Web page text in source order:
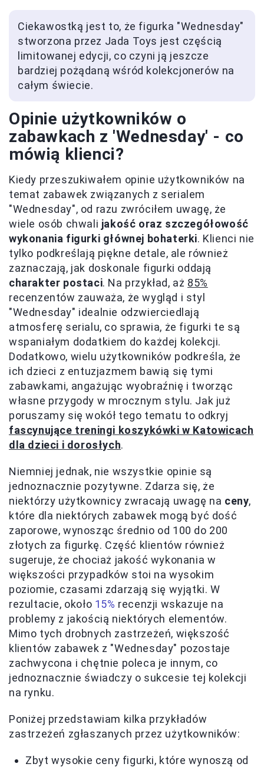
Ciekawostką jest to, że figurka "Wednesday"
stworzona przez Jada Toys jest częścią
limitowanej edycji, co czyni ją jeszcze
bardziej pożądaną wśród kolekcjonerów na
całym świecie.
Opinie użytkowników o
zabawkach z 'Wednesday' - co
mówią klienci?
Kiedy przeszukiwałem opinie użytkowników na
temat zabawek związanych z serialem
"Wednesday", od razu zwróciłem uwagę, że
wiele osób chwali jakość oraz szczegółowość
wykonania figurki głównej bohaterki. Klienci nie
tylko podkreślają piękne detale, ale również
zaznaczają, jak doskonale figurki oddają
charakter postaci. Na przykład, aż 85%
recenzentów zauważa, że wygląd i styl
"Wednesday" idealnie odzwierciedlają
atmosferę serialu, co sprawia, że figurki te są
wspaniałym dodatkiem do każdej kolekcji.
Dodatkowo, wielu użytkowników podkreśla, że
ich dzieci z entuzjazmem bawią się tymi
zabawkami, angażując wyobraźnię i tworząc
własne przygody w mrocznym stylu. Jak już
poruszamy się wokół tego tematu to odkryj
fascynujące treningi koszykówki w Katowicach
dla dzieci i dorosłych.
Niemniej jednak, nie wszystkie opinie są
jednoznacznie pozytywne. Zdarza się, że
niektórzy użytkownicy zwracają uwagę na ceny,
które dla niektórych zabawek mogą być dość
zaporowe, wynosząc średnio od 100 do 200
złotych za figurkę. Część klientów również
sugeruje, że chociaż jakość wykonania w
większości przypadków stoi na wysokim
poziomie, czasami zdarzają się wyjątki. W
rezultacie, około 15% recenzji wskazuje na
problemy z jakością niektórych elementów.
Mimo tych drobnych zastrzeżeń, większość
klientów zabawek z "Wednesday" pozostaje
zachwycona i chętnie poleca je innym, co
jednoznacznie świadczy o sukcesie tej kolekcji
na rynku.
Poniżej przedstawiam kilka przykładów
zastrzeżeń zgłaszanych przez użytkowników:
Zbyt wysokie ceny figurki, które wynoszą od